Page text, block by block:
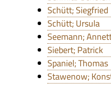
Schütt; Siegfried
Schütt; Ursula
Seemann;
Siebert; Patrick
Spaniel; Thomas
Stawenow;